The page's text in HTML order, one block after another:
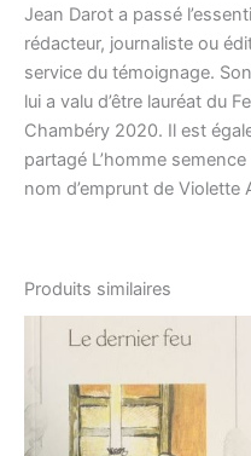
Jean Darot a passé
rédacteur, journaliste ou
service du témoignage.
lui a valu d’être lauréat du
Chambéry 2020. Il est
partagé L’homme
nom d’emprunt de Violette
Produits similaires